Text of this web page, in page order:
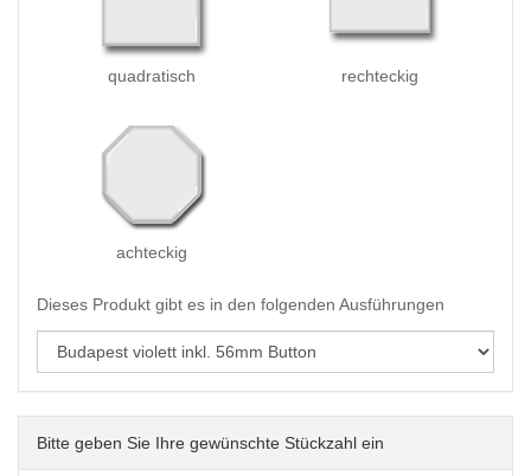
quadratisch rechteckig
achteckig
Dieses Produkt gibt es in den folgenden Ausführungen
Bitte geben Sie Ihre gewünschte Stückzahl ein